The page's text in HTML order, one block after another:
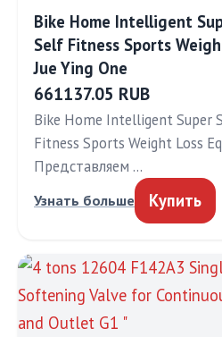
Bike Home Intelligent
Self Fitness Sports
Jue Ying One
661137.05 RUB
Bike Home Intelligent Super
Fitness Sports Weight Loss
Представляем …
Узнать больше Купить